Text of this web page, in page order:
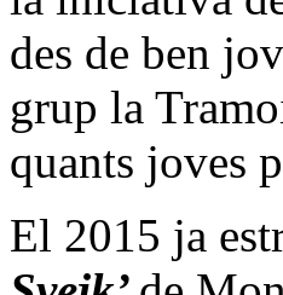
des de ben
grup la
quants joves
El 2015 ja